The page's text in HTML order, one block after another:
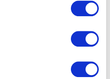
a occuparsi
Meier.